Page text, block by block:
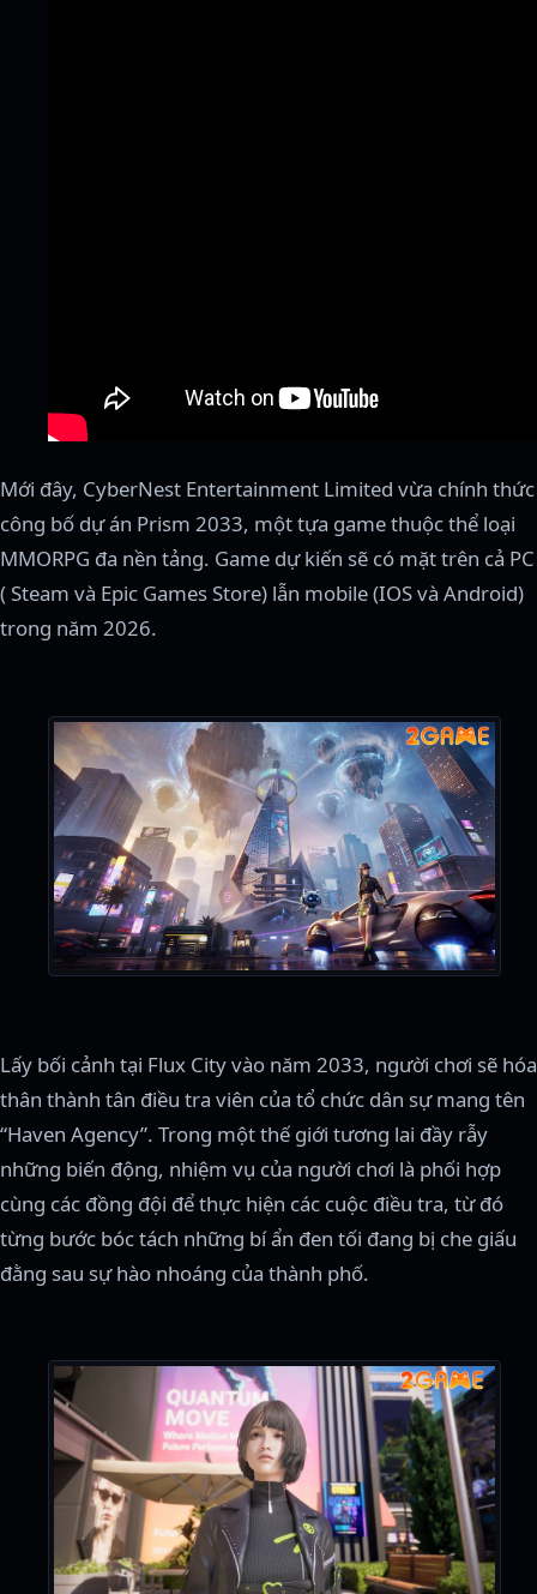
Mới đây, CyberNest Entertainment Limited vừa chính thức
công bố dự án Prism 2033, một tựa game thuộc thể loại
MMORPG đa nền tảng. Game dự kiến sẽ có mặt trên cả PC
( Steam và Epic Games Store) lẫn mobile (IOS và Android)
trong năm 2026.
Lấy bối cảnh tại Flux City vào năm 2033, người chơi sẽ hóa
thân thành tân điều tra viên của tổ chức dân sự mang tên
“Haven Agency”. Trong một thế giới tương lai đầy rẫy
những biến động, nhiệm vụ của người chơi là phối hợp
cùng các đồng đội để thực hiện các cuộc điều tra, từ đó
từng bước bóc tách những bí ẩn đen tối đang bị che giấu
đằng sau sự hào nhoáng của thành phố.